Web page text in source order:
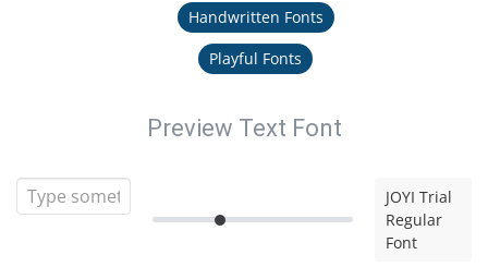
Handwritten Fonts
Playful Fonts
Preview Text Font
JOYI Trial
Regular
Font